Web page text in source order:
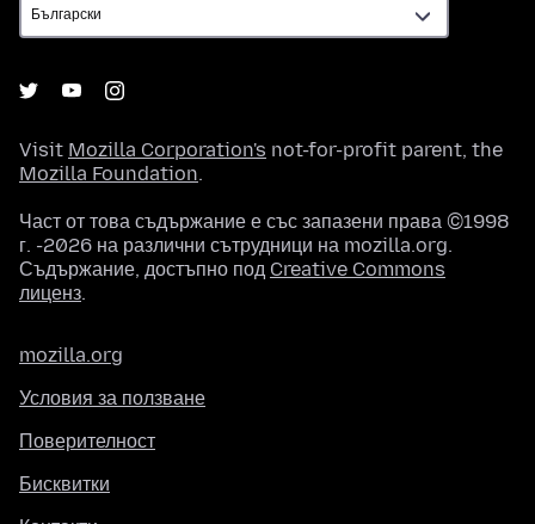
Visit Mozilla Corporation's not-for-profit parent, the
Mozilla Foundation.
Част от това съдържание е със запазени права ©1998
г. -2026 на различни сътрудници на mozilla.org.
Съдържание, достъпно под Creative Commons
лиценз.
mozilla.org
Условия за ползване
Поверителност
Бисквитки